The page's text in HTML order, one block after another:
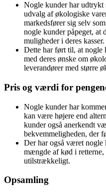
Nogle kunder har udtrykt
udvalg af økologiske
markedsfører sig selv
nogle kunder påpeget, at
muligheder i deres kasser.
Dette har ført til, at nogle
med deres ønske om
leverandører med større
Pris og værdi for
Nogle kunder har
kan være højere end
kunder også anerkendt
bekvemmeligheden, der
Der har også været nogle
mængde af kød i
utilstrækkeligt.
Opsamling